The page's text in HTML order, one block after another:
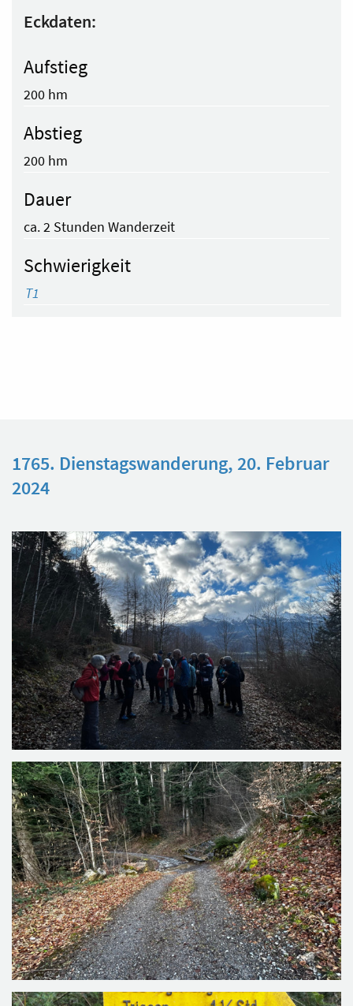
Eckdaten:
Aufstieg
200 hm
Abstieg
200 hm
Dauer
ca. 2 Stunden Wanderzeit
Schwierigkeit
T1
1765. Dienstagswanderung, 20. Februar
2024